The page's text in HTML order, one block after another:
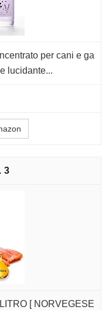
per cani e ga
lucidante...
3
[ NORVEGESE